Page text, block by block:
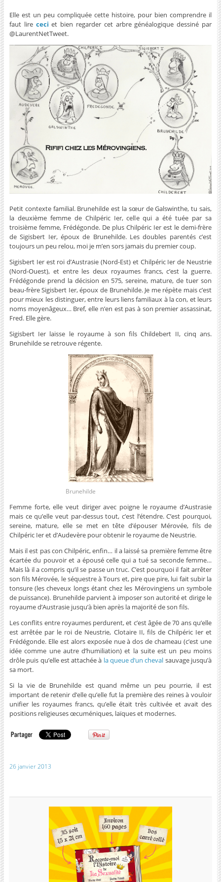
Elle est un peu compliquée cette histoire, pour bien comprendre il
faut lire ceci et bien regarder cet arbre généalogique dessiné par
@LaurentNetTweet.
Petit contexte familial. Brunehilde est la sœur de Galswinthe, tu sais,
la deuxième femme de Chilpéric Ier, celle qui a été tuée par sa
troisième femme, Frédégonde. De plus Chilpéric Ier est le demi-frère
de Sigisbert Ier, époux de Brunehilde. Les doubles parentés c’est
toujours un peu relou, moi je m’en sors jamais du premier coup.
Sigisbert Ier est roi d’Austrasie (Nord-Est) et Chilpéric Ier de Neustrie
(Nord-Ouest), et entre les deux royaumes francs, c’est la guerre.
Frédégonde prend la décision en 575, sereine, mature, de tuer son
beau-frère Sigisbert Ier, époux de Brunehilde. Je me répète mais c’est
pour mieux les distinguer, entre leurs liens familiaux à la con, et leurs
noms moyenâgeux… Bref, elle n’en est pas à son premier assassinat,
Fred. Elle gère.
Sigisbert Ier laisse le royaume à son fils Childebert II, cinq ans.
Brunehilde se retrouve régente.
Brunehilde
Femme forte, elle veut diriger avec poigne le royaume d’Austrasie
mais ce qu’elle veut par-dessus tout, c’est l’étendre. C’est pourquoi,
sereine, mature, elle se met en tête d’épouser Mérovée, fils de
Chilpéric Ier et d’Audevère pour obtenir le royaume de Neustrie.
Mais il est pas con Chilpéric, enfin… il a laissé sa première femme être
écartée du pouvoir et a épousé celle qui a tué sa seconde femme…
Mais là il a compris qu’il se passe un truc. C’est pourquoi il fait arrêter
son fils Mérovée, le séquestre à Tours et, pire que pire, lui fait subir la
tonsure (les cheveux longs étant chez les Mérovingiens un symbole
de puissance). Brunehilde parvient à imposer son autorité et dirige le
royaume d’Austrasie jusqu’à bien après la majorité de son fils.
Les conflits entre royaumes perdurent, et c’est âgée de 70 ans qu’elle
est arrêtée par le roi de Neustrie, Clotaire II, fils de Chilpéric Ier et
Frédégonde. Elle est alors exposée nue à dos de chameau (c’est une
idée comme une autre d’humiliation) et la suite est un peu moins
drôle puis qu’elle est attachée à la queue d’un cheval sauvage jusqu’à
sa mort.
Si la vie de Brunehilde est quand même un peu pourrie, il est
important de retenir d’elle qu’elle fut la première des reines à vouloir
unifier les royaumes francs, qu’elle était très cultivée et avait des
positions religieuses œcuméniques, laïques et modernes.
26 janvier 2013